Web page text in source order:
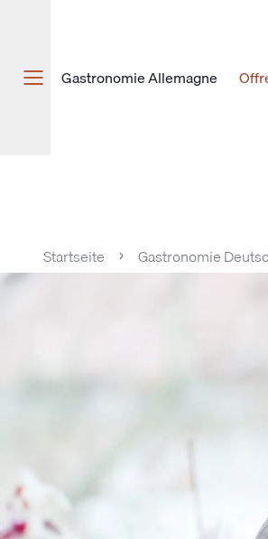
Gastronomie Allemagne
Startseite Gastronomie